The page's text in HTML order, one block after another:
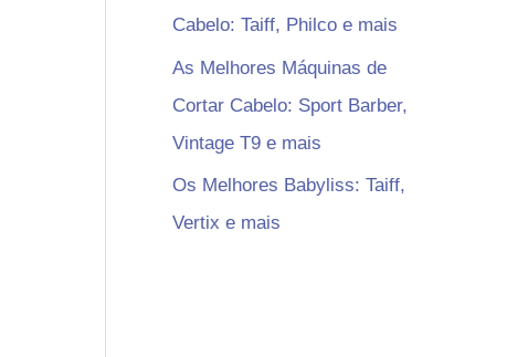
Cabelo: Taiff, Philco e mais
As Melhores Máquinas de
Cortar Cabelo: Sport Barber,
Vintage T9 e mais
Os Melhores Babyliss: Taiff,
Vertix e mais